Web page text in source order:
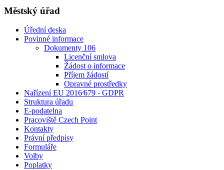
Městský úřad
Úřední deska
Povinné informace
Dokumenty 106
Licenční smlova
Žádost o informace
Příjem žádostí
Opravné prostředky
Nařízení EU 2016⁄679 - GDPR
Struktura úřadu
E-podatelna
Pracoviště Czech Point
Kontakty
Právní předpisy
Formuláře
Volby
Poplatky